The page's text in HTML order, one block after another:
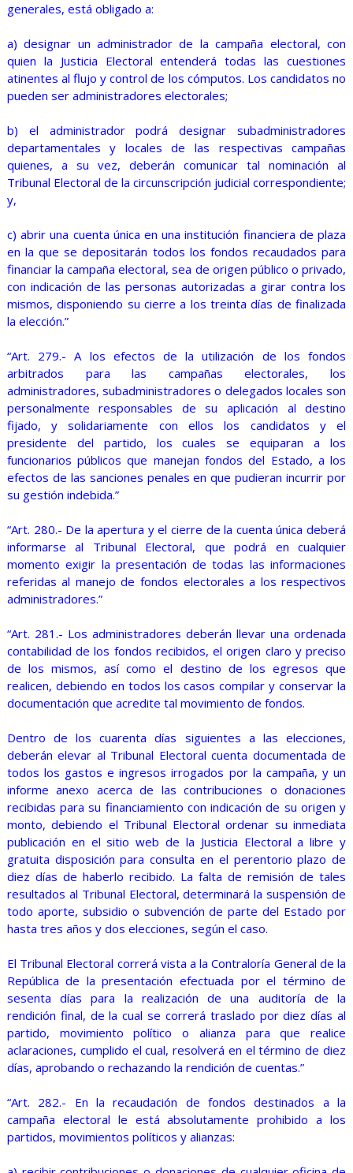
generales, está obligado a:
a) designar un administrador de la campaña electoral, con
quien la Justicia Electoral entenderá todas las cuestiones
atinentes al flujo y control de los cómputos. Los candidatos no
pueden ser administradores electorales;
b) el administrador podrá designar subadministradores
departamentales y locales de las respectivas campañas
quienes, a su vez, deberán comunicar tal nominación al
Tribunal Electoral de la circunscripción judicial correspondiente;
y,
c) abrir una cuenta única en una institución financiera de plaza
en la que se depositarán todos los fondos recaudados para
financiar la campaña electoral, sea de origen público o privado,
con indicación de las personas autorizadas a girar contra los
mismos, disponiendo su cierre a los treinta días de finalizada
la elección.”
“Art. 279.- A los efectos de la utilización de los fondos
arbitrados para las campañas electorales, los
administradores, subadministradores o delegados locales son
personalmente responsables de su aplicación al destino
fijado, y solidariamente con ellos los candidatos y el
presidente del partido, los cuales se equiparan a los
funcionarios públicos que manejan fondos del Estado, a los
efectos de las sanciones penales en que pudieran incurrir por
su gestión indebida.”
“Art. 280.- De la apertura y el cierre de la cuenta única deberá
informarse al Tribunal Electoral, que podrá en cualquier
momento exigir la presentación de todas las informaciones
referidas al manejo de fondos electorales a los respectivos
administradores.”
“Art. 281.- Los administradores deberán llevar una ordenada
contabilidad de los fondos recibidos, el origen claro y preciso
de los mismos, así como el destino de los egresos que
realicen, debiendo en todos los casos compilar y conservar la
documentación que acredite tal movimiento de fondos.
Dentro de los cuarenta días siguientes a las elecciones,
deberán elevar al Tribunal Electoral cuenta documentada de
todos los gastos e ingresos irrogados por la campaña, y un
informe anexo acerca de las contribuciones o donaciones
recibidas para su financiamiento con indicación de su origen y
monto, debiendo el Tribunal Electoral ordenar su inmediata
publicación en el sitio web de la Justicia Electoral a libre y
gratuita disposición para consulta en el perentorio plazo de
diez días de haberlo recibido. La falta de remisión de tales
resultados al Tribunal Electoral, determinará la suspensión de
todo aporte, subsidio o subvención de parte del Estado por
hasta tres años y dos elecciones, según el caso.
El Tribunal Electoral correrá vista a la Contraloría General de la
República de la presentación efectuada por el término de
sesenta días para la realización de una auditoría de la
rendición final, de la cual se correrá traslado por diez días al
partido, movimiento político o alianza para que realice
aclaraciones, cumplido el cual, resolverá en el término de diez
días, aprobando o rechazando la rendición de cuentas.”
“Art. 282.- En la recaudación de fondos destinados a la
campaña electoral le está absolutamente prohibido a los
partidos, movimientos políticos y alianzas: